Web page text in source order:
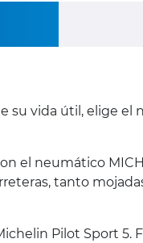
vida útil, elige el
el neumático
tanto
Pilot Sport 5.